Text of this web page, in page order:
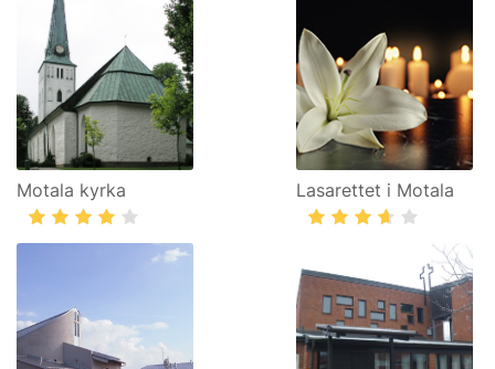
Motala kyrka Lasarettet i Motala